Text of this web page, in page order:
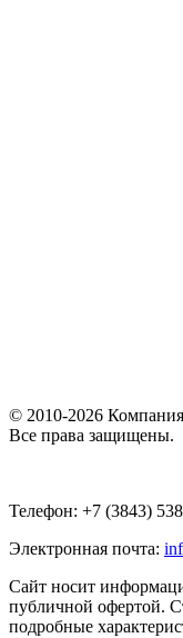
© 2010-2026
Все права защищены.
Телефон: +7 (3843)
Электронная почта:
Сайт носит
публичной офертой.
подробные